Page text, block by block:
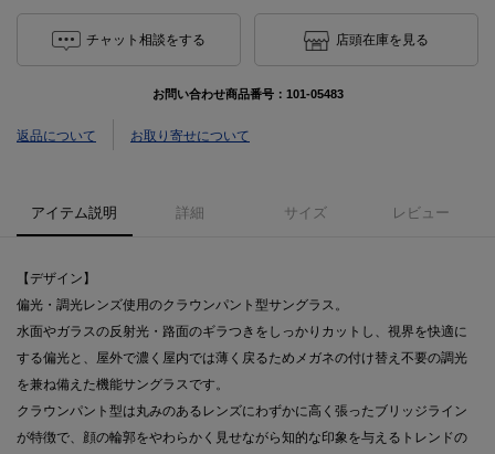
チャット相談をする 店頭在庫を見る
お問い合わせ商品番号： 101-05483
返品について お取り寄せについて
アイテム説明 詳細 サイズ レビュー
【デザイン】
偏光・調光レンズ使用のクラウンパント型サングラス。
水面やガラスの反射光・路面のギラつきをしっかりカットし、視界を快適に
する偏光と、屋外で濃く屋内では薄く戻るためメガネの付け替え不要の調光
を兼ね備えた機能サングラスです。
クラウンパント型は丸みのあるレンズにわずかに高く張ったブリッジライン
が特徴で、顔の輪郭をやわらかく見せながら知的な印象を与えるトレンドの